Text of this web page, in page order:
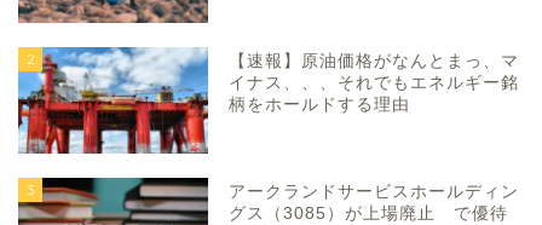
2
【速報】原油価格がなんとまっ、マ
イナス、、、それでもエネルギー銘
柄をホールドする理由
3
アークランドサービスホールディン
グス（3085）が上場廃止 で優待